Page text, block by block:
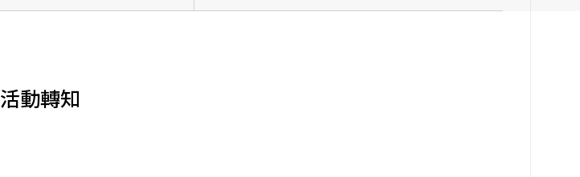
活動轉知